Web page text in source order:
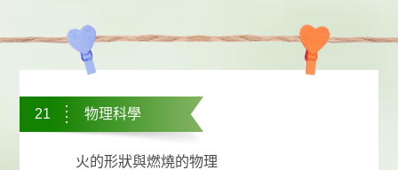
21 物理科學
火的形狀與燃燒的物理